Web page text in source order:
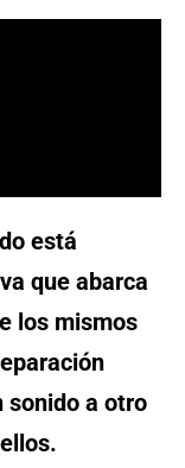
está
que abarca
los mismos
sonido a otro